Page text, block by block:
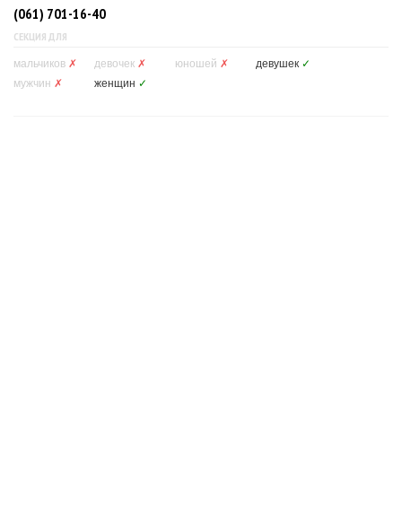
(061) 701-16-40
СЕКЦИЯ ДЛЯ
мальчиков ✗ девочек ✗ юношей ✗ девушек ✓
мужчин ✗ женщин ✓